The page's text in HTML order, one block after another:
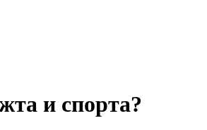
и спорта?